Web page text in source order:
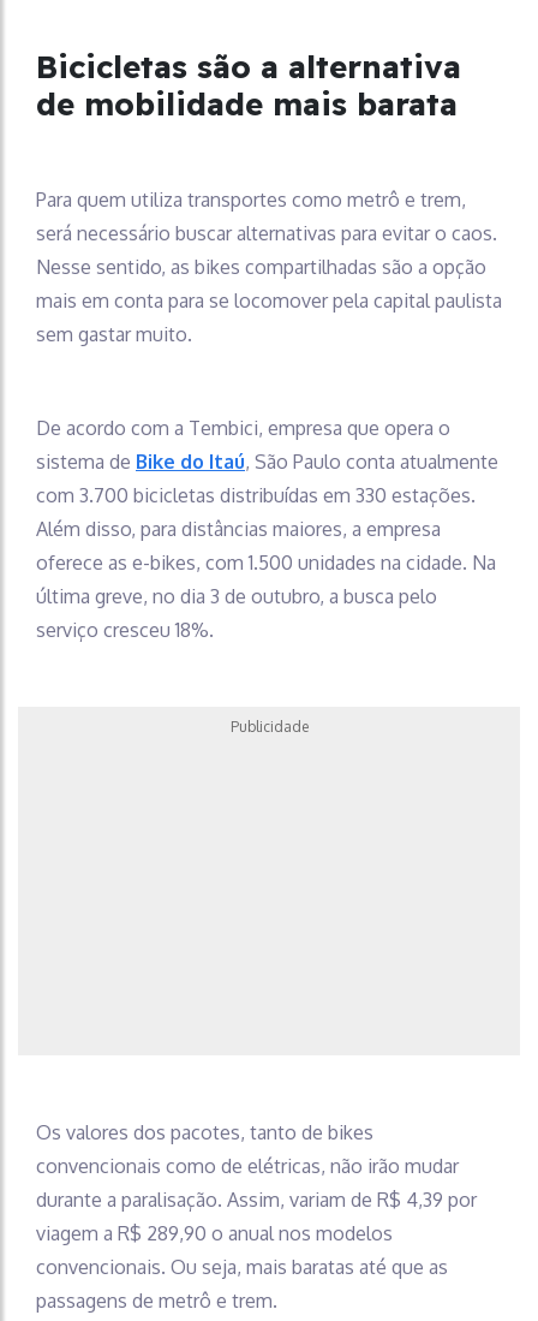
Bicicletas são a alternativa
de mobilidade mais barata
Para quem utiliza transportes como metrô e trem,
será necessário buscar alternativas para evitar o caos.
Nesse sentido, as bikes compartilhadas são a opção
mais em conta para se locomover pela capital paulista
sem gastar muito.
De acordo com a Tembici, empresa que opera o
sistema de Bike do Itaú, São Paulo conta atualmente
com 3.700 bicicletas distribuídas em 330 estações.
Além disso, para distâncias maiores, a empresa
oferece as e-bikes, com 1.500 unidades na cidade. Na
última greve, no dia 3 de outubro, a busca pelo
serviço cresceu 18%.
Publicidade
Os valores dos pacotes, tanto de bikes
convencionais como de elétricas, não irão mudar
durante a paralisação. Assim, variam de R$ 4,39 por
viagem a R$ 289,90 o anual nos modelos
convencionais. Ou seja, mais baratas até que as
passagens de metrô e trem.